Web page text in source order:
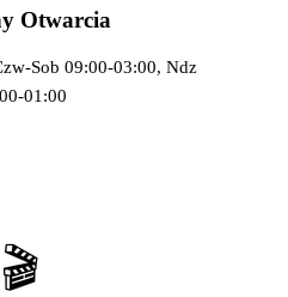
Otwarcia
Sob 09:00-03:00, Ndz
01:00
🎬